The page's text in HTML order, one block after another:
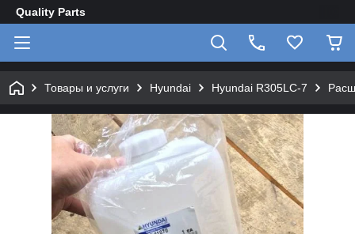
Quality Parts
Товары и услуги Hyundai Hyundai R305LC-7